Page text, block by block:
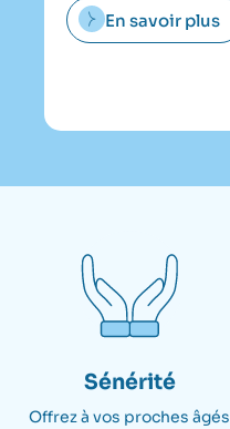
En savoir plus
Sénérité
Offrez à vos proches âgés